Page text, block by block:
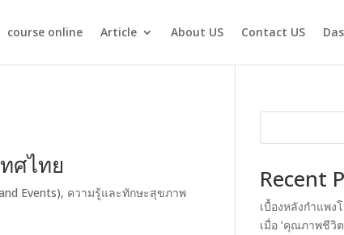
course online Article About US Contact US
ศไทย
Events), ความรู้และทักษะสุขภาพ
Recent
เบื้องหลังกำแพง
เมื่อ ‘คุณภาพชีวิ